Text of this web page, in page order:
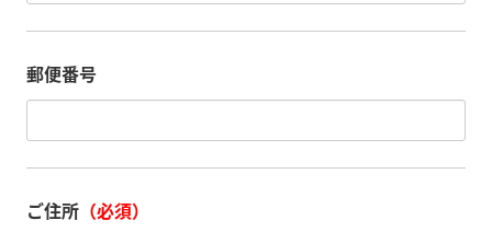
郵便番号
ご住所 （必須）